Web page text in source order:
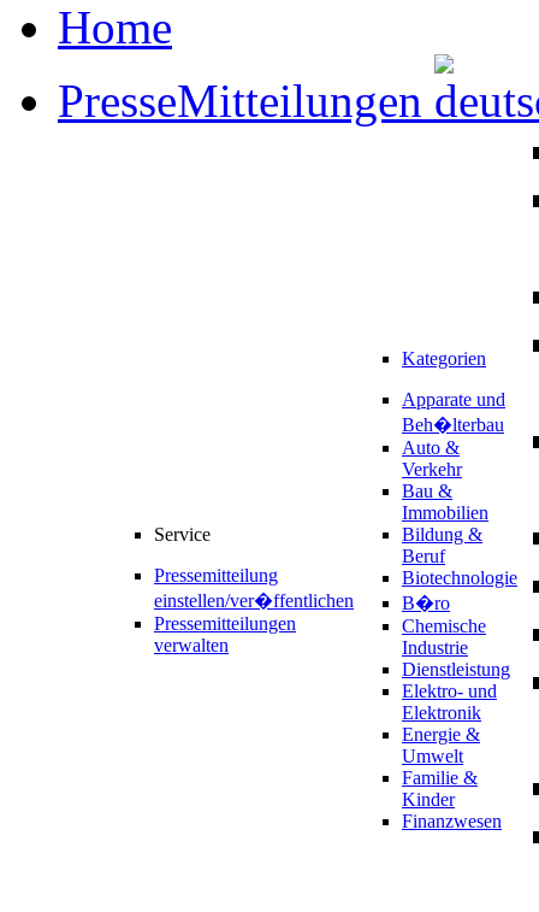
Home
PresseMitteilungen
Service
Pressemitteilung
einstellen/ver�ffentlichen
Pressemitteilungen
verwalten
Kategorien
Apparate und
Beh�lterbau
Auto &
Verkehr
Bau &
Immobilien
Bildung &
Beruf
Biotechnologie
B�ro
Chemische
Industrie
Dienstleistung
Elektro- und
Elektronik
Energie &
Umwelt
Familie &
Kinder
Finanzwesen